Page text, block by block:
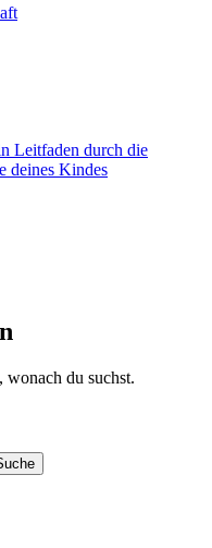
Leitfaden durch die
deines Kindes
du suchst.